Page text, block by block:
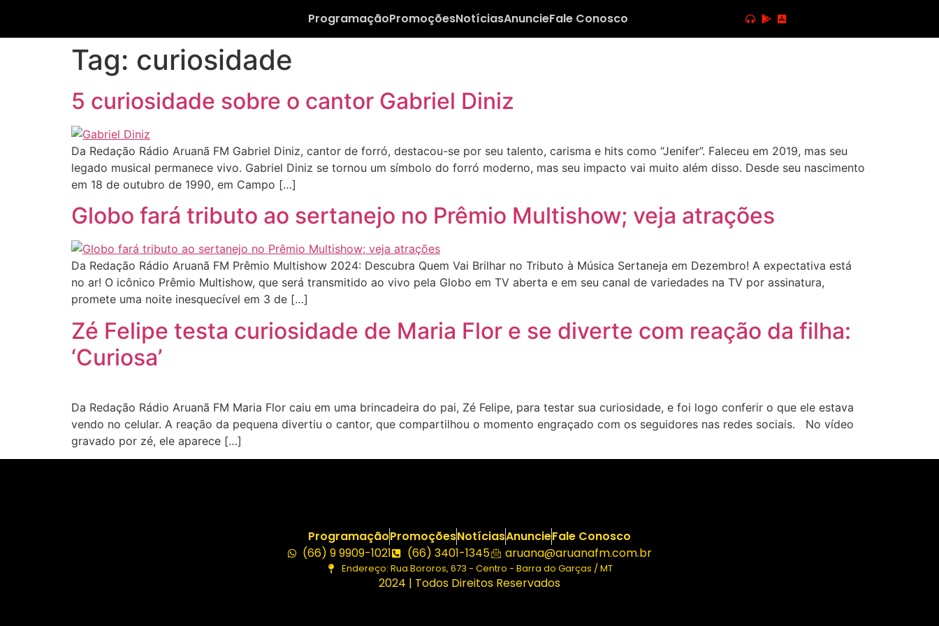
ProgramaçãoPromoçõesNotíciasAnuncieFale Conosco
Tag: curiosidade
5 curiosidade sobre o cantor Gabriel Diniz
Da Redação Rádio Aruanã FM Gabriel Diniz, cantor de forró, destacou-se por seu talento, carisma e hits como “Jenifer”. Faleceu em 2019, mas seu
legado musical permanece vivo. Gabriel Diniz se tornou um símbolo do forró moderno, mas seu impacto vai muito além disso. Desde seu nascimento
em 18 de outubro de 1990, em Campo […]
Globo fará tributo ao sertanejo no Prêmio Multishow; veja atrações
Da Redação Rádio Aruanã FM Prêmio Multishow 2024: Descubra Quem Vai Brilhar no Tributo à Música Sertaneja em Dezembro! A expectativa está
no ar! O icônico Prêmio Multishow, que será transmitido ao vivo pela Globo em TV aberta e em seu canal de variedades na TV por assinatura,
promete uma noite inesquecível em 3 de […]
Zé Felipe testa curiosidade de Maria Flor e se diverte com reação da filha:
‘Curiosa’
Da Redação Rádio Aruanã FM Maria Flor caiu em uma brincadeira do pai, Zé Felipe, para testar sua curiosidade, e foi logo conferir o que ele estava
vendo no celular. A reação da pequena divertiu o cantor, que compartilhou o momento engraçado com os seguidores nas redes sociais. No vídeo
gravado por zé, ele aparece […]
ProgramaçãoPromoçõesNotíciasAnuncieFale Conosco
(66) 9 9909-1021
(66) 3401-1345 aruana@aruanafm.com.br
Endereço: Rua Bororos, 673 - Centro - Barra do Garças / MT
2024 | Todos Direitos Reservados